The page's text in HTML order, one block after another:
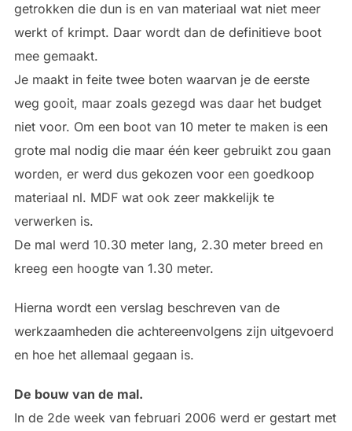
getrokken die dun is en van materiaal wat niet meer
werkt of krimpt. Daar wordt dan de definitieve boot
mee gemaakt.
Je maakt in feite twee boten waarvan je de eerste
weg gooit, maar zoals gezegd was daar het budget
niet voor. Om een boot van 10 meter te maken is een
grote mal nodig die maar één keer gebruikt zou gaan
worden, er werd dus gekozen voor een goedkoop
materiaal nl. MDF wat ook zeer makkelijk te
verwerken is.
De mal werd 10.30 meter lang, 2.30 meter breed en
kreeg een hoogte van 1.30 meter.
Hierna wordt een verslag beschreven van de
werkzaamheden die achtereenvolgens zijn uitgevoerd
en hoe het allemaal gegaan is.
De bouw van de mal.
In de 2de week van februari 2006 werd er gestart met